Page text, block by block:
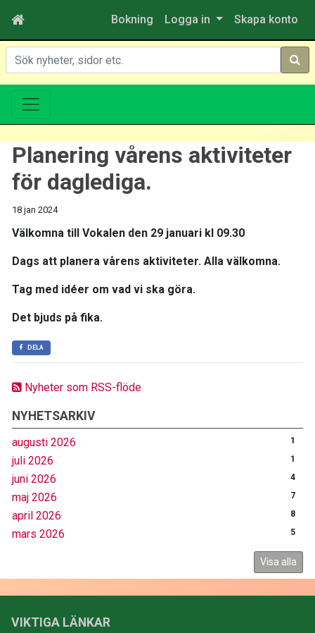
Bokning Logga in Skapa konto
Sök
Nyheter som RSS-flöde
NYHETSARKIV
augusti 2026 1
juli 2026 1
juni 2026 4
maj 2026 7
april 2026 8
mars 2026 5
Visa alla
Planering vårens aktiviteter
för daglediga.
18 jan 2024
Välkomna till Vokalen den 29 januari kl 09.30
Dags att planera vårens aktiviteter. Alla välkomna.
Tag med idéer om vad vi ska göra.
Det bjuds på fika.
DELA
VIKTIGA LÄNKAR